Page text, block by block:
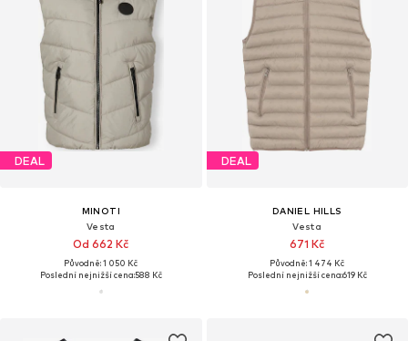
DEAL
MINOTI
Vesta
Od 662 Kč
Původně: 1 050 Kč
Poslední nejnižší cena:588 Kč
DEAL
DANIEL HILLS
Vesta
671 Kč
Původně: 1 474 Kč
Poslední nejnižší cena:619 Kč